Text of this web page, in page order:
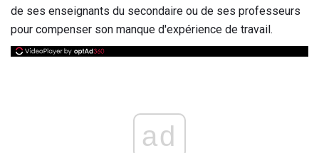
de ses enseignants du secondaire ou de ses professeurs
pour compenser son manque d'expérience de travail.
ad